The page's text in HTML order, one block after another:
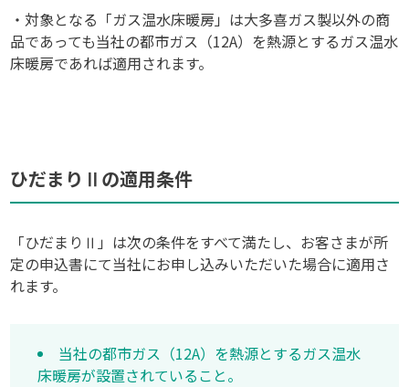
・対象となる「ガス温水床暖房」は大多喜ガス製以外の商
品であっても当社の都市ガス（12A）を熱源とするガス温水
床暖房であれば適用されます。
ひだまりⅡの適用条件
「ひだまりⅡ」は次の条件をすべて満たし、お客さまが所
定の申込書にて当社にお申し込みいただいた場合に適用さ
れます。
当社の都市ガス（12A）を熱源とするガス温水
床暖房が設置されていること。